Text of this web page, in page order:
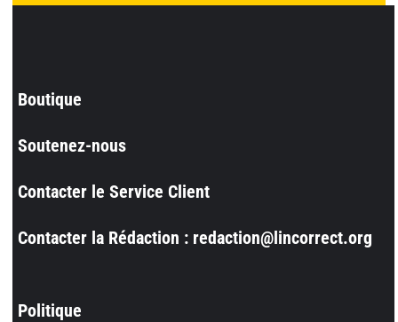
Boutique
Soutenez-nous
Contacter le Service Client
Contacter la Rédaction : redaction@lincorrect.org
Politique